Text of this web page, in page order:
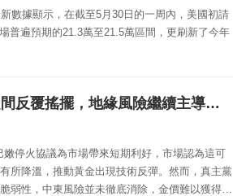
數據顯示，在截至5月30日的一周內，美國初請
普遍預期的21.3萬至21.5萬區間，更刷新了今年
TMGM：黃金在反彈與下跌之間反覆搖擺，地緣風險繼續主導金價走勢！
停火協議為市場帶來短期利好，市場認為這可
所降溫，推動黃金出現技術反彈。然而，真主黨
弱性，中東風險並未徹底消除，金價難以獲得持